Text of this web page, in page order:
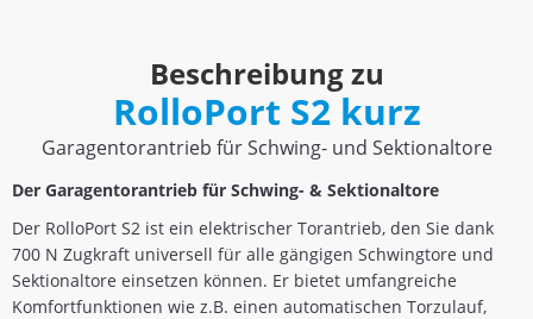
Beschreibung zu
RolloPort S2 kurz
Garagentorantrieb für Schwing- und Sektionaltore
Der Garagentorantrieb für Schwing- & Sektionaltore
Der RolloPort S2 ist ein elektrischer Torantrieb, den Sie dank
700 N Zugkraft universell für alle gängigen Schwingtore und
Sektionaltore einsetzen können. Er bietet umfangreiche
Komfortfunktionen wie z.B. einen automatischen Torzulauf,